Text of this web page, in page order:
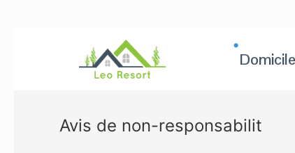
Domicile
Avis de non-responsabilit